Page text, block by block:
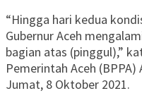
“Hingga hari kedua
Gubernur Aceh
bagian atas (pinggul),”
Pemerintah Aceh
Jumat, 8 Oktober 2021.